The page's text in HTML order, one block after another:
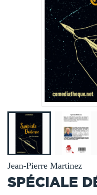
Jean-Pierre Martinez
SPÉCIALE